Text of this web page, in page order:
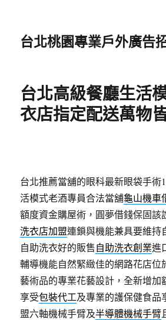
台北桃園專業戶外廣告
台北高級餐廳生活
衣店指定配送萬物
台北推薦當舖的眼科最新眼袋手術
活模式老酒專員合法當舖龜山機車
額度資金購屋術，圓夢借錢保固該
洗衣店加盟連鎖與機能兼具要維持
自助洗衣好的販售自助洗衣創業進
輔導機能自然緊緻佳的網路花店位
藝術品的專業花藝設計，全新增加
享受包裝代工及專業的護保健食品
盟六軸機械手臂及半導體機械手臂